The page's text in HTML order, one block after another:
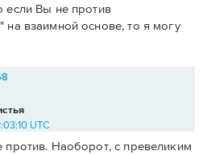
если Вы не против
на взаимной основе, то я могу
UTC
против. Наоборот, с превеликим